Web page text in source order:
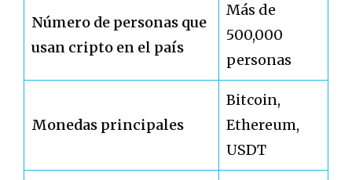
Número de personas que
usan cripto en el país
Más de
500,000
personas
Monedas principales
Bitcoin,
Ethereum,
USDT